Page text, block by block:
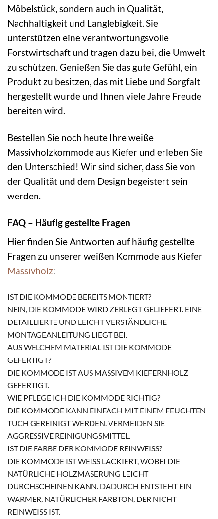
Möbelstück, sondern auch in Qualität,
Nachhaltigkeit und Langlebigkeit. Sie
unterstützen eine verantwortungsvolle
Forstwirtschaft und tragen dazu bei, die Umwelt
zu schützen. Genießen Sie das gute Gefühl, ein
Produkt zu besitzen, das mit Liebe und Sorgfalt
hergestellt wurde und Ihnen viele Jahre Freude
bereiten wird.
Bestellen Sie noch heute Ihre weiße
Massivholzkommode aus Kiefer und erleben Sie
den Unterschied! Wir sind sicher, dass Sie von
der Qualität und dem Design begeistert sein
werden.
FAQ – Häufig gestellte Fragen
Hier finden Sie Antworten auf häufig gestellte
Fragen zu unserer weißen Kommode aus Kiefer
Massivholz:
IST DIE KOMMODE BEREITS MONTIERT?
NEIN, DIE KOMMODE WIRD ZERLEGT GELIEFERT. EINE
DETAILLIERTE UND LEICHT VERSTÄNDLICHE
MONTAGEANLEITUNG LIEGT BEI.
AUS WELCHEM MATERIAL IST DIE KOMMODE
GEFERTIGT?
DIE KOMMODE IST AUS MASSIVEM KIEFERNHOLZ
GEFERTIGT.
WIE PFLEGE ICH DIE KOMMODE RICHTIG?
DIE KOMMODE KANN EINFACH MIT EINEM FEUCHTEN
TUCH GEREINIGT WERDEN. VERMEIDEN SIE
AGGRESSIVE REINIGUNGSMITTEL.
IST DIE FARBE DER KOMMODE REINWEISS?
DIE KOMMODE IST WEISS LACKIERT, WOBEI DIE N
ATÜRLICHE HOLZMASERUNG LEICHT D
URCHSCHEINEN KANN. DADURCH ENTSTEHT EIN W
ARMER, NATÜRLICHER FARBTON, DER NICHT R
EINWEISS IST.